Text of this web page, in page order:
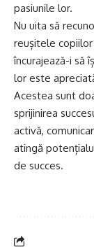
pasiunile lor.
Nu uita să
reușitele
încurajează-i să
lor este
Acestea sunt
sprijinirea
activă,
atingă
de succes.